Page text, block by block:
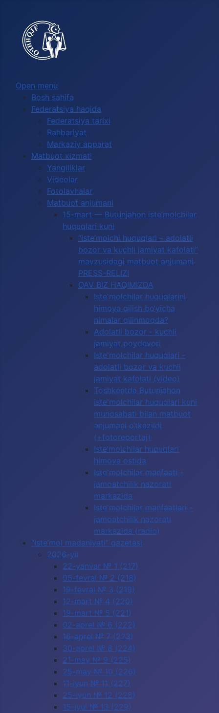
Open menu
Bosh sahifa
Federatsiya haqida
Federatsiya tarixi
Rahbariyat
Markaziy apparat
Matbuot xizmati
Yangiliklar
Videolar
Fotolavhalar
Matbuot anjumani
15-mart — Butunjahon iste’molchilar
huquqlari kuni
“Iste’molchi huquqlari – adolatli
bozor va kuchli jamiyat kafolati”
mavzusidagi matbuot anjumani
PRESS-RELIZI
OAV BIZ HAQIMIZDA
Iste'molchilar huquqlarini
himoya qilish bo‘yicha
nimalar qilinmoqda?
Adolatli bozor - kuchli
jamiyat poydevori
Iste'molchilar huquqlari -
adolatli bozor va kuchli
jamiyat kafolati (video)
Toshkentda Butunjahon
iste'molchilar huquqlari kuni
munosabati bilan matbuot
anjumani o‘tkazildi
(+fotoreportaj)
Iste’molchilar huquqlari
himoya ostida
Iste'molchilar manfaati -
jamoatchilik nazorati
markazida
Iste'molchilar manfaatlari -
jamoatchilik nazorati
markazida (radio)
"Iste’mol madaniyati" gazetasi
2026-yil
22-yanvar № 1 (217)
05-fevral № 2 (218)
19-fevral № 3 (219)
12-mart № 4 (220)
19-mart № 5 (221)
02-aprel № 6 (222)
16-aprel № 7 (223)
30-aprel № 8 (224)
21-may № 9 (225)
25-may № 10 (226)
11-iyun № 11 (227)
25-iyun № 12 (228)
15-iyul № 13 (229)